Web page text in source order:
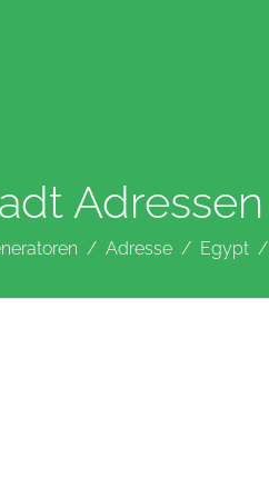
Adressen
Adresse Egypt